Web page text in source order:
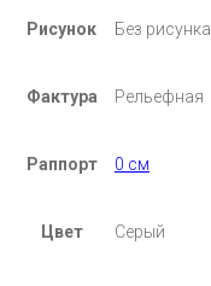
Рисунок Без рисунка
Фактура Рельефная
Раппорт 0 см
Цвет Серый